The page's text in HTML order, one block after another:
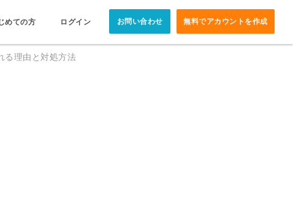
めての方 ログイン お問い合わせ 無料でアカウントを作成
る理由と対処方法